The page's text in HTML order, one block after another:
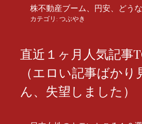
株不動産ブーム、円安、どう
カテゴリ: つぶやき
直近１ヶ月人気記事
（エロい記事ばかり
ん、失望しました）